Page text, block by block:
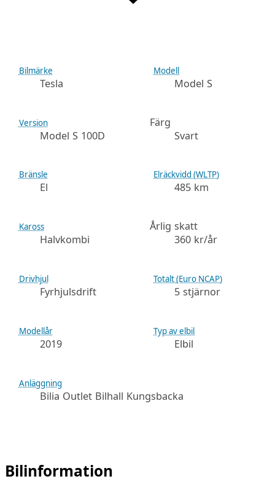
Bilmärke
Tesla
Modell
Model S
Version
Model S 100D
Färg
Svart
Bränsle
El
Elräckvidd (WLTP)
485 km
Kaross
Halvkombi
Årlig skatt
360 kr/år
Drivhjul
Fyrhjulsdrift
Totalt (Euro NCAP)
5 stjärnor
Modellår
2019
Typ av elbil
Elbil
Anläggning
Bilia Outlet Bilhall Kungsbacka
Bilinformation